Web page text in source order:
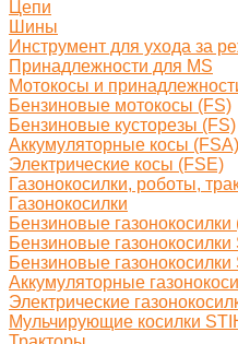
Цепи
Шины
Инструмент для ухода за
Принадлежности для MS
Мотокосы и
Бензиновые мотокосы (FS)
Бензиновые кусторезы (FS)
Аккумуляторные косы (FSA)
Электрические косы (FSE)
Газонокосилки, роботы,
Газонокосилки
Бензиновые газонокосилки
Бензиновые
Бензиновые
Аккумуляторные
Электрические
Мульчирующие косилки